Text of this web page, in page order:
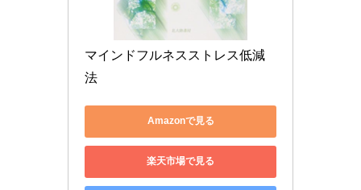
マインドフルネスストレス低減
法
Amazonで見る
楽天市場で見る